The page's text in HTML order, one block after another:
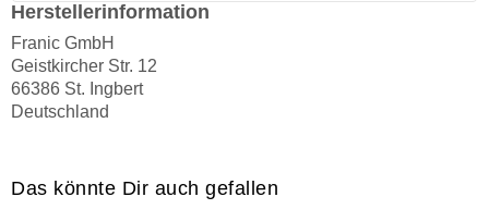
Herstellerinformation
Franic GmbH
Geistkircher Str. 12
66386 St. Ingbert
Deutschland
Das könnte Dir auch gefallen